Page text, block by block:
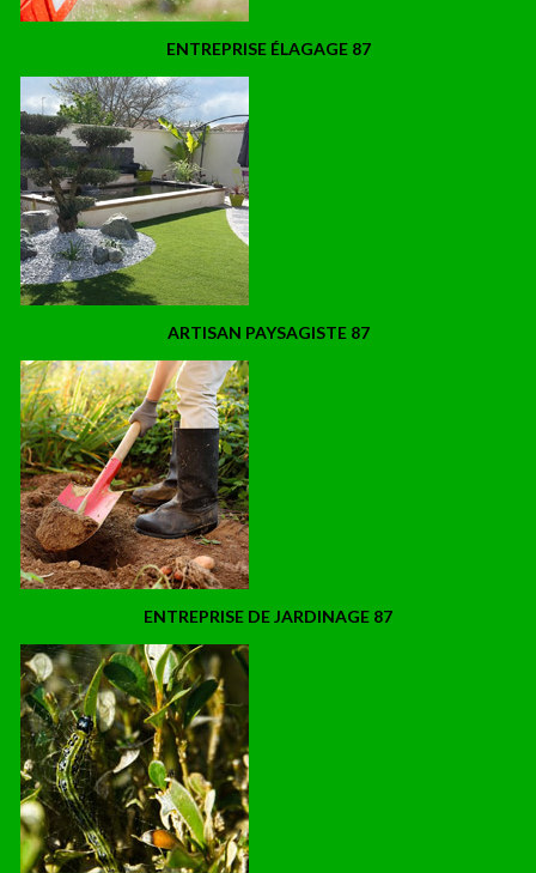
ENTREPRISE ÉLAGAGE 87
ARTISAN PAYSAGISTE 87
ENTREPRISE DE JARDINAGE 87